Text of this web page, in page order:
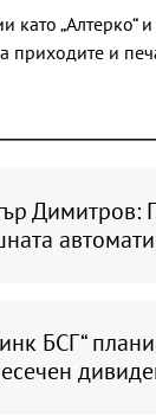
„Алтерко“ и
приходите и
Димитров:
БСГ“